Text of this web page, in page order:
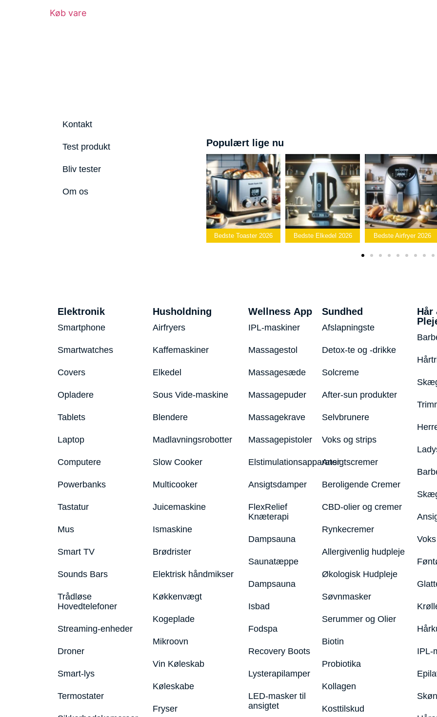
Køb vare
Kontakt
Test produkt
Bliv tester
Om os
Populært lige nu
Bedste Elkedel 2026 Bedste Airfryer 2026
Bedste
Popcornmaskine 2026
Elektronik
Smartphone
Smartwatches
Covers
Opladere
Tablets
Laptop
Computere
Powerbanks
Tastatur
Mus
Smart TV
Sounds Bars
Trådløse
Hovedtelefoner
Streaming-enheder
Droner
Smart-lys
Termostater
Husholdning
Airfryers
Kaffemaskiner
Elkedel
Sous Vide-maskine
Blendere
Madlavningsrobotter
Slow Cooker
Multicooker
Juicemaskine
Ismaskine
Brødrister
Elektrisk håndmikser
Køkkenvægt
Kogeplade
Mikroovn
Vin Køleskab
Køleskabe
Fryser
Wellness App
IPL-maskiner
Massagestol
Massagesæde
Massagepuder
Massagekrave
Massagepistoler
Elstimulationsapparater
Ansigtsdamper
FlexRelief
Knæterapi
Dampsauna
Saunatæppe
Dampsauna
Isbad
Fodspa
Recovery Boots
Lysterapilamper
LED-masker til
ansigtet
Sundhed
Afslapningste
Detox-te og -drikke
Solcreme
After-sun produkter
Selvbrunere
Voks og strips
Ansigtscremer
Beroligende Cremer
CBD-olier og cremer
Rynkecremer
Allergivenlig hudpleje
Økologisk Hudpleje
Søvnmasker
Serummer og Olier
Biotin
Probiotika
Kollagen
Kosttilskud
Hår
IPL-